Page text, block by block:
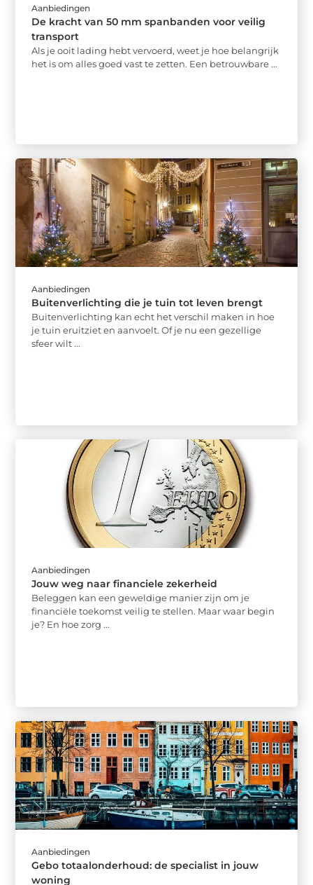
Aanbiedingen
De kracht van 50 mm spanbanden voor veilig
transport
Als je ooit lading hebt vervoerd, weet je hoe belangrijk
het is om alles goed vast te zetten. Een betrouwbare ...
Aanbiedingen
Buitenverlichting die je tuin tot leven brengt
Buitenverlichting kan echt het verschil maken in hoe
je tuin eruitziet en aanvoelt. Of je nu een gezellige
sfeer wilt ...
Aanbiedingen
Jouw weg naar financiele zekerheid
Beleggen kan een geweldige manier zijn om je
financiële toekomst veilig te stellen. Maar waar begin
je? En hoe zorg ...
Aanbiedingen
Gebo totaalonderhoud: de specialist in jouw
woning